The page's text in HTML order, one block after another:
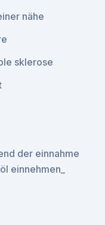
nähe
sklerose
der einnahme
einnehmen_